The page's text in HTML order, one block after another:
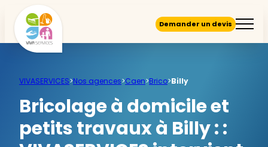
Demander un devis
VIVASERVICES>Nos agences>Caen>Brico>Billy
Bricolage à domicile et
petits travaux à Billy : :